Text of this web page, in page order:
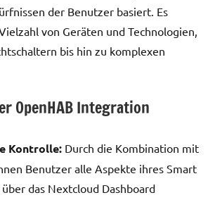
der Benutzer basiert. Es
von Geräten und Technologien,
bis hin zu komplexen
OpenHAB Integration
Kontrolle: Durch die Kombination mit
Benutzer alle Aspekte ihres Smart
das Nextcloud Dashboard